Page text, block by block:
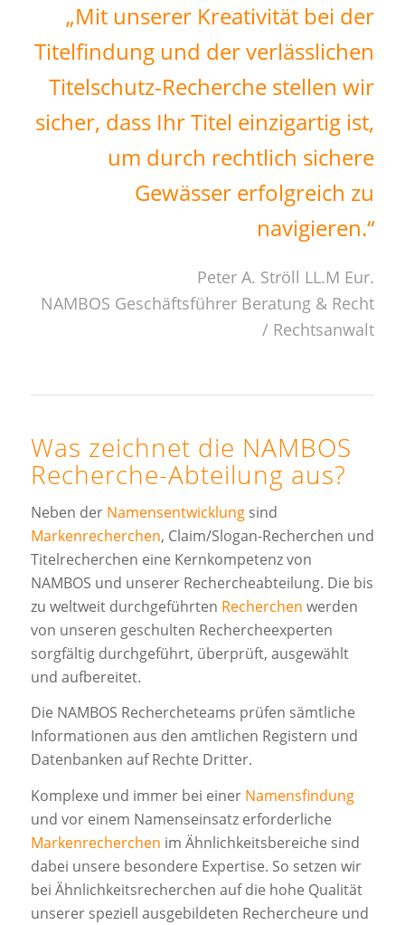
„Mit unserer Kreativität bei der
Titelfindung und der verlässlichen
Titelschutz-Recherche stellen wir
sicher, dass Ihr Titel einzigartig ist,
um durch rechtlich sichere
Gewässer erfolgreich zu
navigieren.“
Peter A. Ströll LL.M Eur.
NAMBOS Geschäftsführer Beratung & Recht
/ Rechtsanwalt
Was zeichnet die NAMBOS
Recherche-Abteilung aus?
Neben der Namensentwicklungsind
Markenrecherchen, Claim/Slogan-Recherchen und
Titelrecherchen eine Kernkompetenz von
NAMBOS und unserer Rechercheabteilung. Die bis
zu weltweit durchgeführten Recherchen werden
von unseren geschulten Rechercheexperten
sorgfältig durchgeführt, überprüft, ausgewählt
und aufbereitet.
Die NAMBOS Rechercheteams prüfen sämtliche
Informationen aus den amtlichen Registern und
Datenbanken auf Rechte Dritter.
Komplexe und immer bei einer Namensfindung
und vor einem Namenseinsatz erforderliche
Markenrecherchen im Ähnlichkeitsbereiche sind
dabei unsere besondere Expertise. So setzen wir
bei Ähnlichkeitsrecherchen auf die hohe Qualität
unserer speziell ausgebildeten Rechercheure und